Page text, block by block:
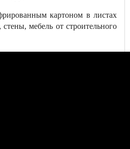
картоном в листах
мебель от строительного